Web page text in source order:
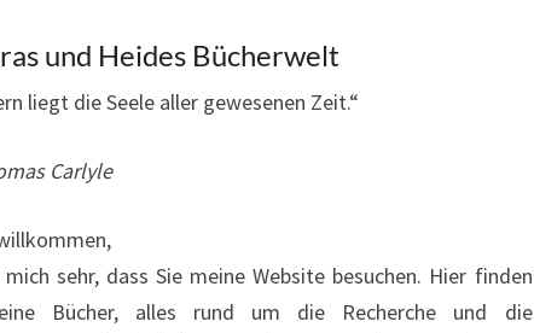
und Heides Bücherwelt
liegt die Seele aller gewesenen Zeit.“
Carlyle
sehr, dass Sie meine Website besuchen. Hier finden
Bücher, alles rund um die Recherche und die